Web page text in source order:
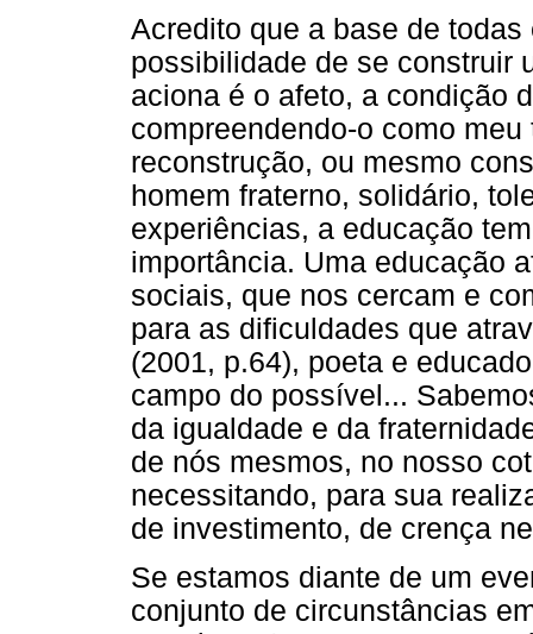
Acredito que a base de
possibilidade de se construir
aciona é o afeto, a condição
compreendendo-o como
reconstrução, ou mesmo
homem fraterno, solidário,
experiências, a educação
importância. Uma educação
sociais, que nos cercam e
para as dificuldades que
(2001, p.64), poeta e
campo do possível...
da igualdade e da
de nós mesmos, no nosso
necessitando, para sua
de investimento, de crença
Se estamos diante de um
conjunto de circunstâncias